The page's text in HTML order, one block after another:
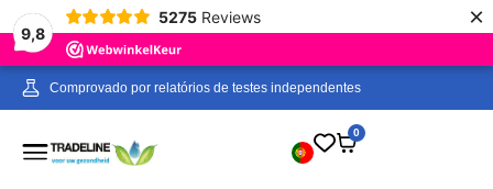
9,8
5275 Reviews ×
Comprovado por relatórios de testes independentes
Encomendei durante a semana antes das 19:00 e a encomenda foi
enviada hoje!
0